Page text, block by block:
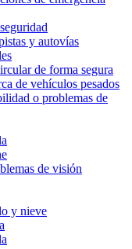
y autovías
de forma segura
de vehículos pesados
o problemas de
de visión
y nieve